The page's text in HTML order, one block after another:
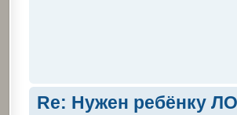
Re: Нужен ребёнку